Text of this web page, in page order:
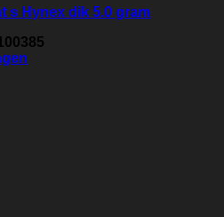
s Hynex dik 5.0 gram